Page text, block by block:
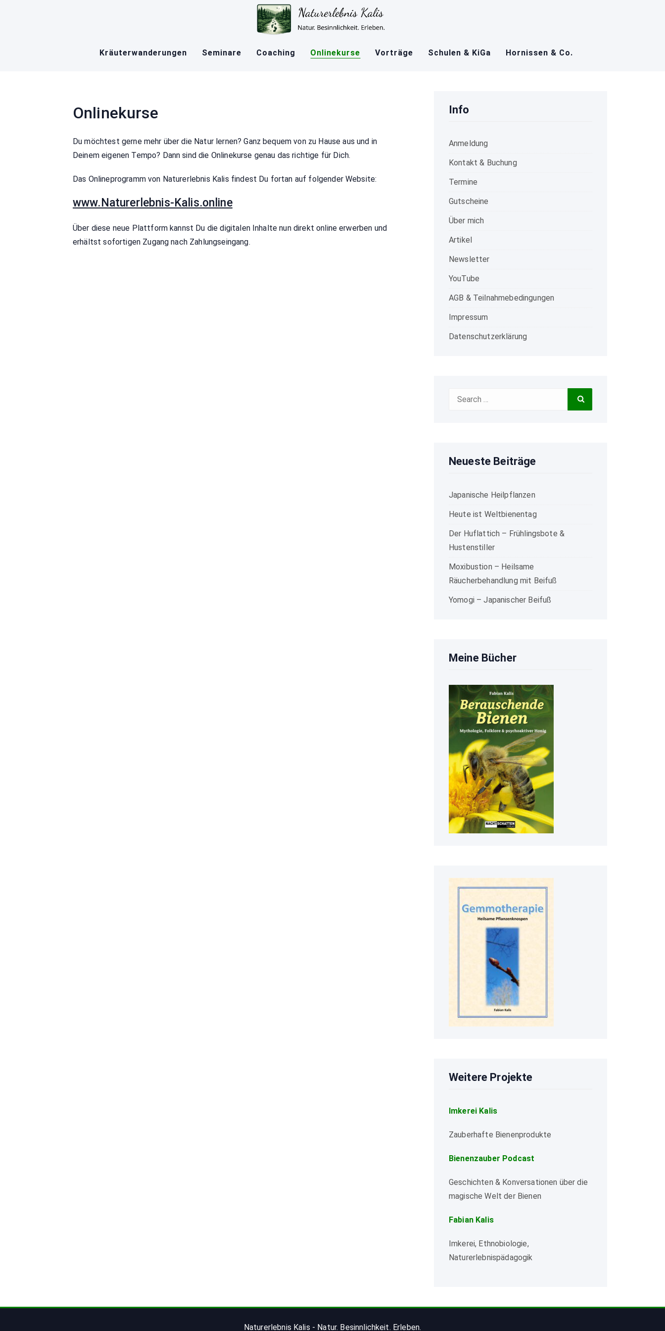
Kräuterwanderungen
Seminare Coaching Onlinekurse Vorträge Schulen & KiGa Hornissen & Co.
Onlinekurse
Du möchtest gerne mehr über die Natur lernen? Ganz bequem von zu Hause aus und in
Deinem eigenen Tempo? Dann sind die Onlinekurse genau das richtige für Dich.
Das Onlineprogramm von Naturerlebnis Kalis findest Du fortan auf folgender Website:
www.Naturerlebnis-Kalis.online
Über diese neue Plattform kannst Du die digitalen Inhalte nun direkt online erwerben und
erhältst sofortigen Zugang nach Zahlungseingang.
Info
Anmeldung
Kontakt & Buchung
Termine
Gutscheine
Über mich
Artikel
Newsletter
YouTube
AGB & Teilnahmebedingungen
Impressum
Datenschutzerklärung
Search
Search
Neueste Beiträge
Japanische Heilpflanzen
Heute ist Weltbienentag
Der Huflattich – Frühlingsbote &
Hustenstiller
Moxibustion – Heilsame
Räucherbehandlung mit Beifuß
Yomogi – Japanischer Beifuß
Meine Bücher
Weitere Projekte
Imkerei Kalis
Zauberhafte Bienenprodukte
Bienenzauber Podcast
Geschichten & Konversationen über die
magische Welt der Bienen
Fabian Kalis
Imkerei, Ethnobiologie,
Naturerlebnispädagogik
Naturerlebnis Kalis - Natur. Besinnlichkeit. Erleben.